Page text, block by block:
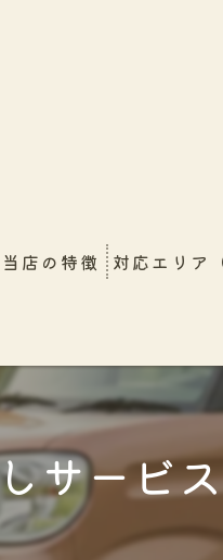
当店の特徴
シッター同行移動（新幹線・
犬
猫
大型犬
対応エリア
サービ